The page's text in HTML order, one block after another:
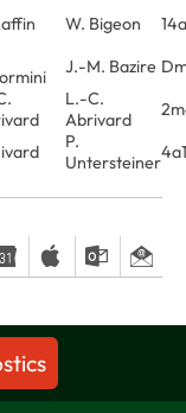
W. Bigeon
J.-M. Bazire
L.-C.
Abrivard
P.
Untersteiner